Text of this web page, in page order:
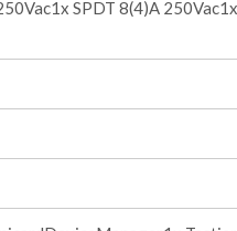
SPDT 8(4)A